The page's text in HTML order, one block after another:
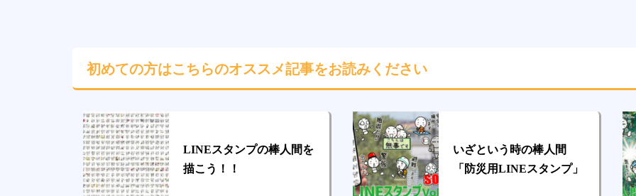
初めての方はこちらのオススメ記事をお読みください
LINEスタンプの棒人間を
描こう！！
いざという時の棒人間
「防災用LINEスタンプ」